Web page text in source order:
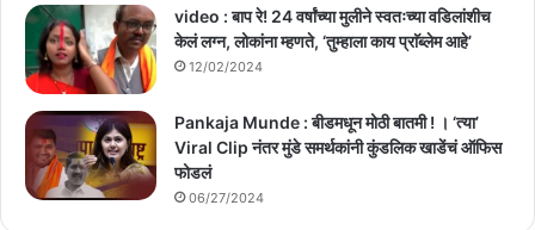
video : बाप रे! 24 वर्षांच्या मुलीने स्वतःच्या वडिलांशीच
केलं लग्न, लोकांना म्हणते, ‘तुम्हाला काय प्राॅब्लेम आहे’
12/02/2024
Pankaja Munde : बीडमधून मोठी बातमी ! । ‘त्या’
Viral Clip नंतर मुंडे समर्थकांनी कुंडलिक खाडेंचं ऑफिस
फोडलं
06/27/2024